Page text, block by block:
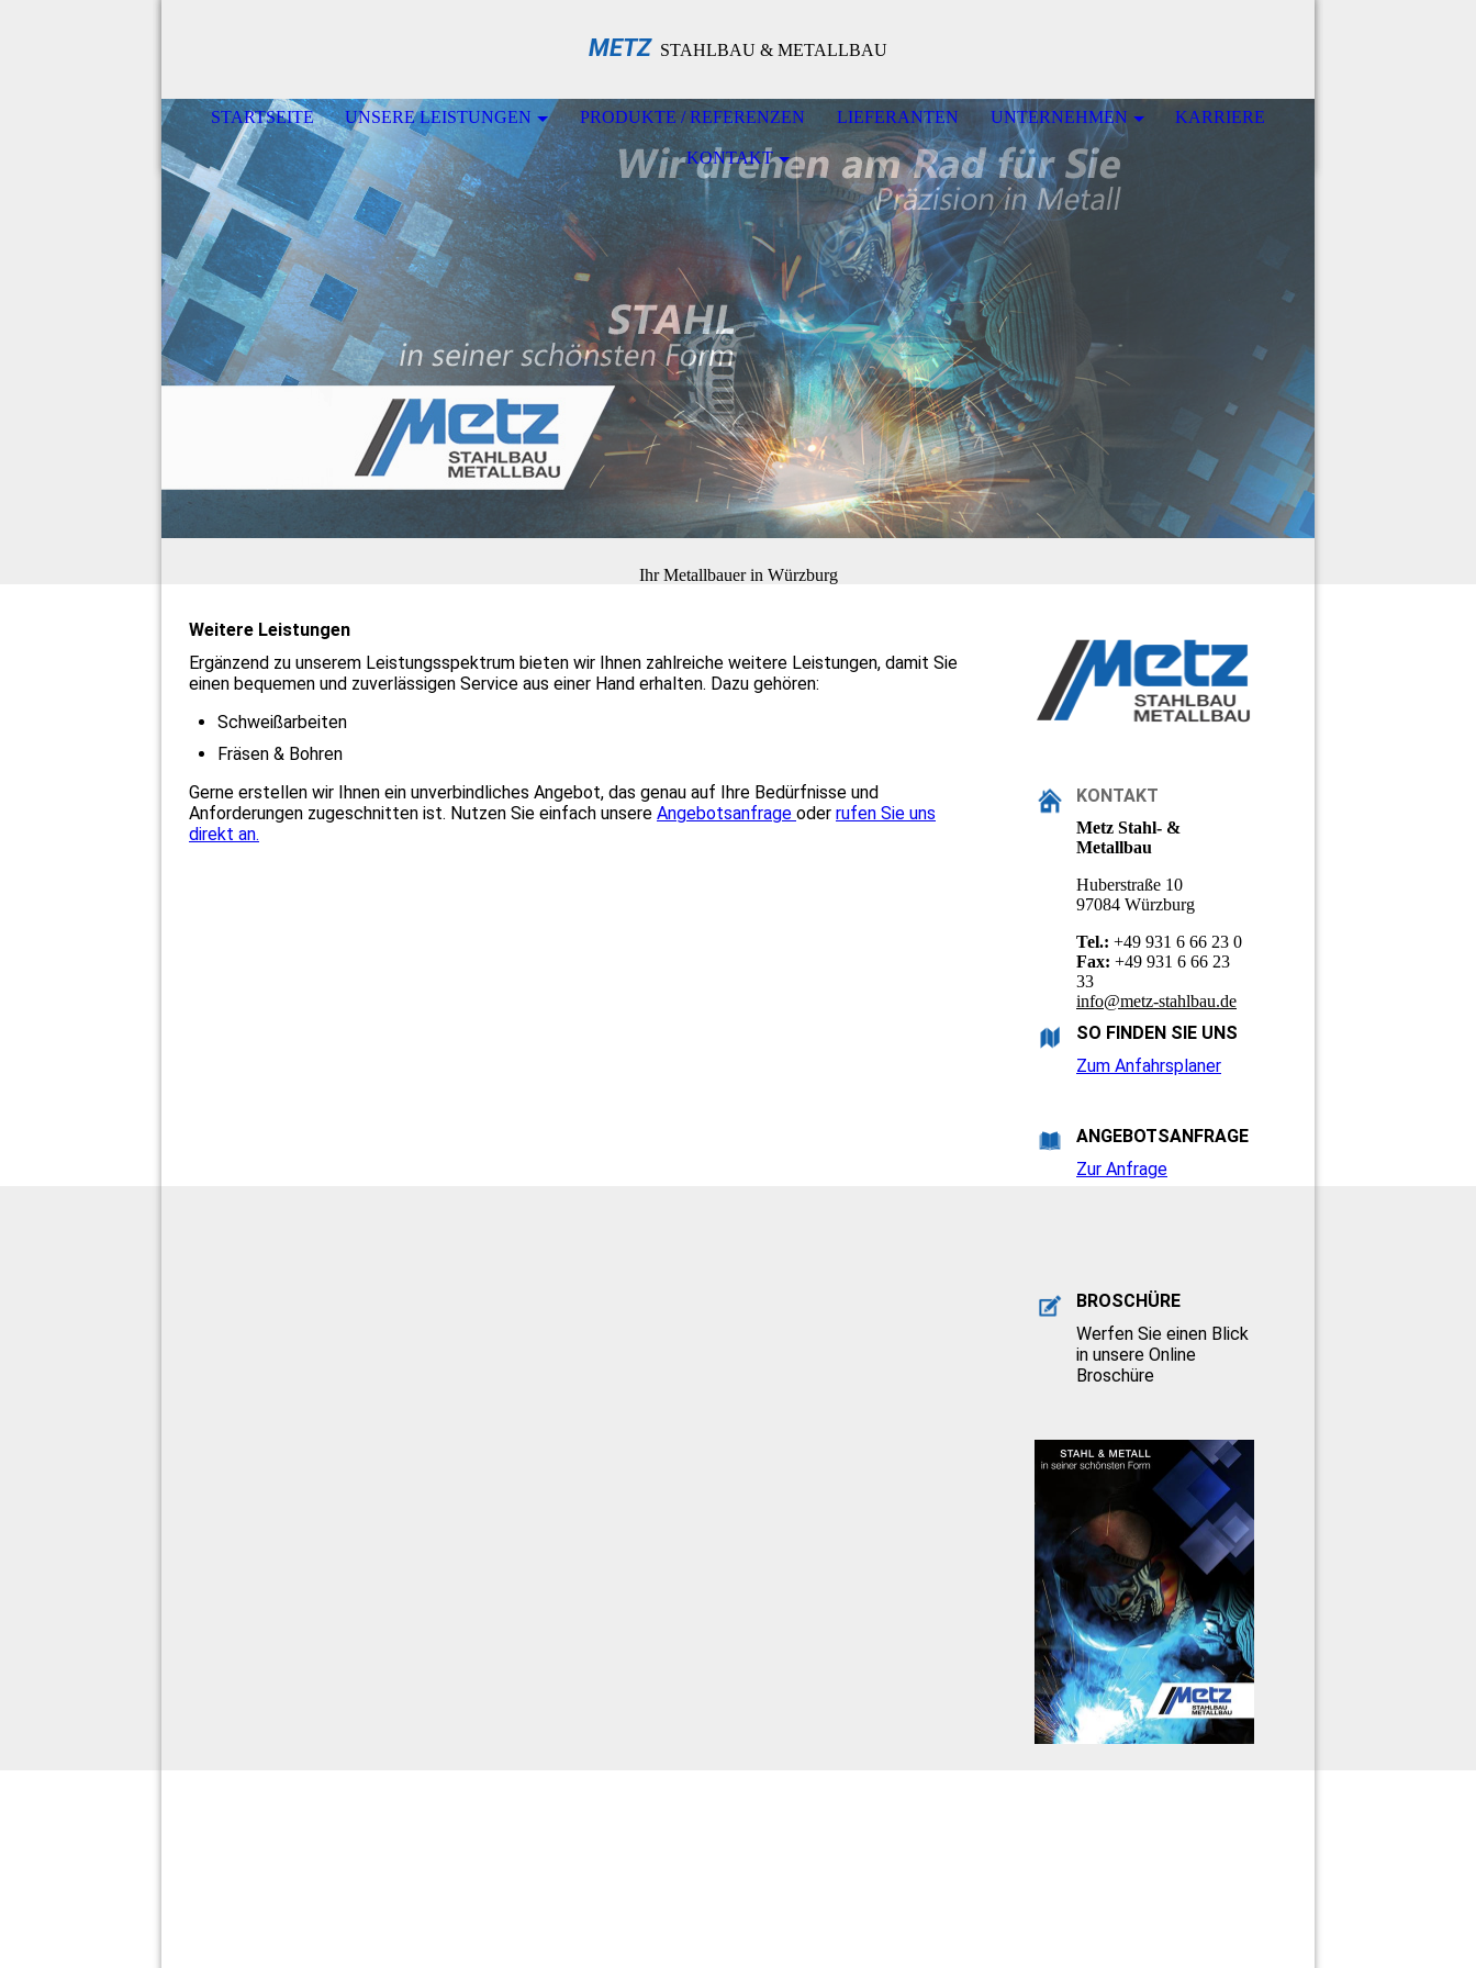
METZ STAHLBAU & METALLBAU
STARTSEITE UNSERE LEISTUNGEN PRODUKTE / REFERENZEN LIEFERANTEN UNTERNEHMEN KARRIERE
KONTAKT
Ihr Metallbauer in Würzburg
Weitere Leistungen
Ergänzend zu unserem Leistungsspektrum bieten wir Ihnen zahlreiche weitere Leistungen, damit Sie
einen bequemen und zuverlässigen Service aus einer Hand erhalten. Dazu gehören:
Schweißarbeiten
Fräsen & Bohren
Gerne erstellen wir Ihnen ein unverbindliches Angebot, das genau auf Ihre Bedürfnisse und
Anforderungen zugeschnitten ist. Nutzen Sie einfach unsere Angebotsanfrage oder rufen Sie uns
direkt an.
KONTAKT
Metz Stahl- &
Metallbau
Huberstraße 10
97084 Würzburg
Tel.: +49 931 6 66 23 0
Fax: +49 931 6 66 23
33
info@metz-stahlbau.de
SO FINDEN SIE UNS
Zum Anfahrsplaner
ANGEBOTSANFRAGE
Zur Anfrage
BROSCHÜRE
Werfen Sie einen Blick
in unsere Online
Broschüre